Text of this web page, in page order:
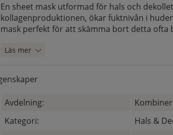
En sheet mask utformad för hals och
kollagenproduktionen, ökar fuktnivån i
mask perfekt för att skämma bort detta ofta
Läs mer
Avdelning:
Kategori:
Hals &